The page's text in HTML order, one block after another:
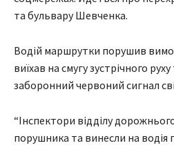
та бульвару Шевченка.
Водій маршрутки порушив
виїхав на смугу зустрічного
заборонний червоний сигнал
“Інспектори відділу
порушника та винесли на водія